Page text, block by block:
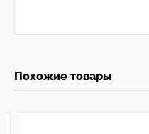
Похожие товары